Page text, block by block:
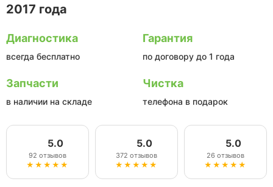
2017 года
Диагностика
всегда бесплатно
Гарантия
по договору до 1 года
Запчасти
в наличии на складе
Чистка
телефона в подарок
5.0
92 отзывов
★★★★★
5.0
372 отзывов
★★★★★
5.0
26 отзывов
★★★★★